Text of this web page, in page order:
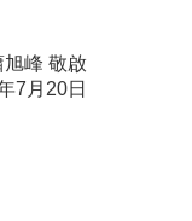
旭峰 敬啟
7月20日